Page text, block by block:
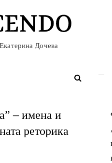
Дочева
– имена и
реторика